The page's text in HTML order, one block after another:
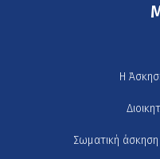
H
Σωματική άσκηση